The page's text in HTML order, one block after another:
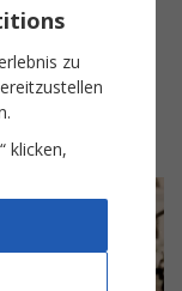
4,5
Goldman
zu
klicken,